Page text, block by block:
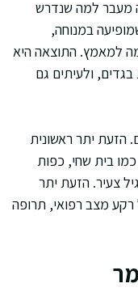
מעבר למה שנדרש
במנוחה,
למאמץ. התוצאה היא
ולעיתים גם
הזעת יתר ראשונית
בית שחי, כפות
צעיר. הזעת יתר
רקע מצב רפואי, תרופה